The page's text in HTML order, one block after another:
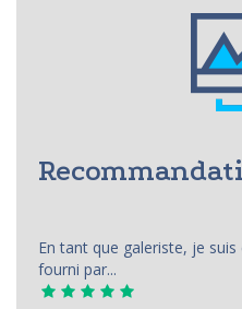
En tant que galeriste, je
fourni par...